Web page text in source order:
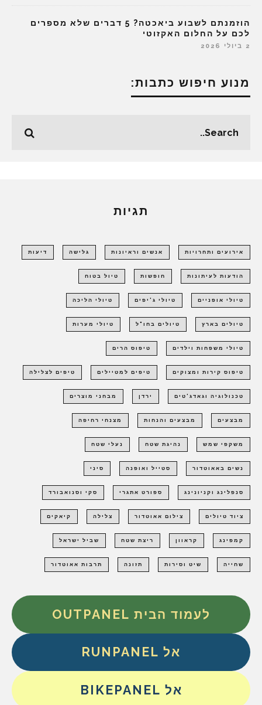
הוזמנתם לשבוע ביאכטה? 5 דברים שלא מספרים
לכם על החלום האקזוטי
2 ביולי 2026
מנוע חיפוש כתבות:
תגיות
אירועים ותחרויות אנשים וראיונות גלישה דיעות
הודעות לעיתונות חופשות טיול בטוח
טיולי אופניים טיולי ג'יפים טיולי הליכה
טיולים בארץ טיולים בחו"ל טיולי מערות
טיולי משפחות וילדים טיפוס הרים
טיפוס קירות ומצוקים טיפים למטיילים טיפים לצלילה
טכנולוגיה וגאדג'טים ירדן מבחני מוצרים
מבצעים מבצעים והנחות מצנחי רחיפה
משקפי שמש נהיגת שטח נעלי שטח
נשים באאוטדור סטייל ואופנה סיני
סנפלינג וקניונינג ספורט אתגרי סקי וסנואבורד
ציוד טיולים צילום אאוטדור צלילה קיאקים
קמפינג קראוון ריצת שטח שביל ישראל
שחייה שיט וסירות תזונה תרבות אאוטדור
לעמוד הבית OUTPANEL
אל RUNPANEL
אל BIKEPANEL